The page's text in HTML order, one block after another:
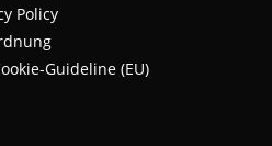
Policy
Guideline (EU)